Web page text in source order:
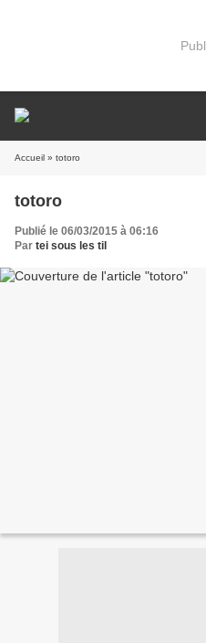
Accueil » totoro
totoro
Publié le 06/03/2015 à 06:16
Par tei sous les til